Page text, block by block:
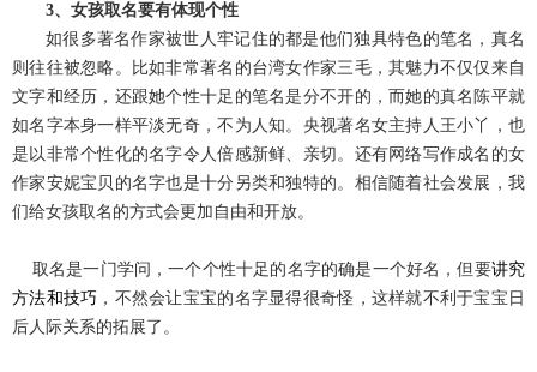
3、 女孩取名要有体现个性
如很多著名作家被世人牢记住的都是他们独具特色的笔名，真名
则往往被忽略。比如非常著名的台湾女作家三毛，其魅力不仅仅来自
文字和经历，还跟她个性十足的笔名是分不开的，而她的真名陈平就
如名字本身一样平淡无奇，不为人知。央视著名女主持人王小丫，也
是以非常个性化的名字令人倍感新鲜、亲切。还有网络写作成名的女
作家安妮宝贝的名字也是十分另类和独特的。相信随着社会发展，我
们给女孩取名的方式会更加自由和开放。
取名是一门学问，一个个性十足的名字的确是一个好名，但要讲究
方法和技巧 ，不然会让宝宝的名字显得很奇怪，这样就不利于宝宝日
后人际关系的拓展了。